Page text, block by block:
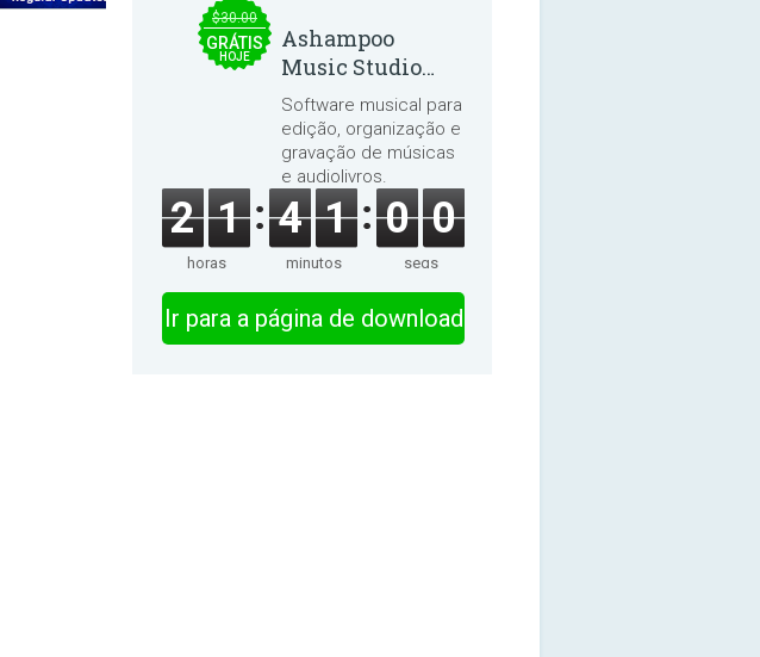
$30.00
GRÁTIS
HOJE
Ashampoo
Music Studio
2025
Software musical para
edição, organização e
gravação de músicas
e audiolivros.
2 1
horas
4 1
minutos
0 0
segs
Ir para a página de download